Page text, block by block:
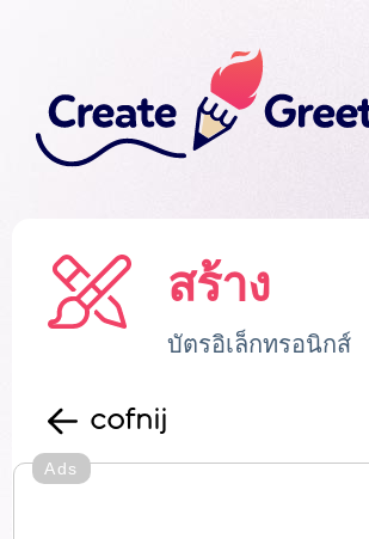
สร้าง
บัตรอิเล็กทรอนิกส์
cofnij
Ads